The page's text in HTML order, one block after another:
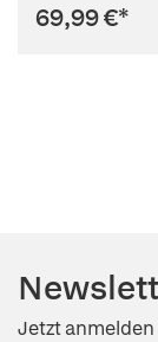
69,99 €*
Jetzt